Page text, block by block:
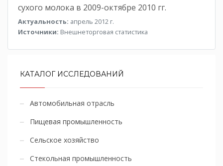
сухого молока в 2009-октябре 2010 гг.
Актуальность: апрель 2012 г.
Источники: Внешнеторговая статистика
КАТАЛОГ ИССЛЕДОВАНИЙ
Автомобильная отрасль
Пищевая промышленность
Сельское хозяйство
Стекольная промышленность